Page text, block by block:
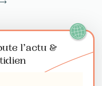
l’actu &